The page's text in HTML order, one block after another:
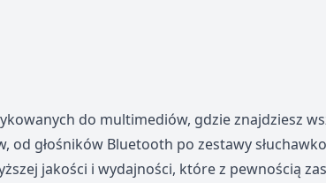
do multimediów, gdzie znajdziesz
głośników Bluetooth po zestawy
jakości i wydajności, które z pewnością